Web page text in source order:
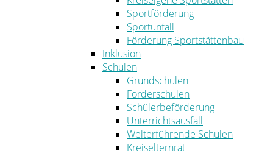
Sportförderung
Sportunfall
Förderung Sportstättenbau
Inklusion
Schulen
Grundschulen
Förderschulen
Schülerbeförderung
Unterrichtsausfall
Weiterführende Schulen
Kreiselternrat